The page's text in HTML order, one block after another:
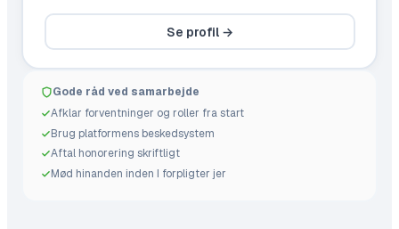
Se profil →
Gode råd ved samarbejde
Afklar forventninger og roller fra start
Brug platformens beskedsystem
Aftal honorering skriftligt
Mød hinanden inden I forpligter jer